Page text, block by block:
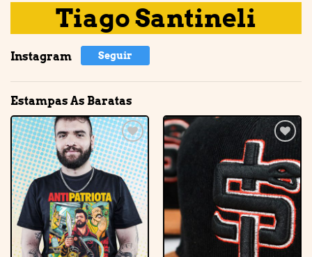
Tiago Santineli
Instagram Seguir
Estampas As Baratas
Adicionar
à lista de
desejos
Adicionar
à lista de
desejos